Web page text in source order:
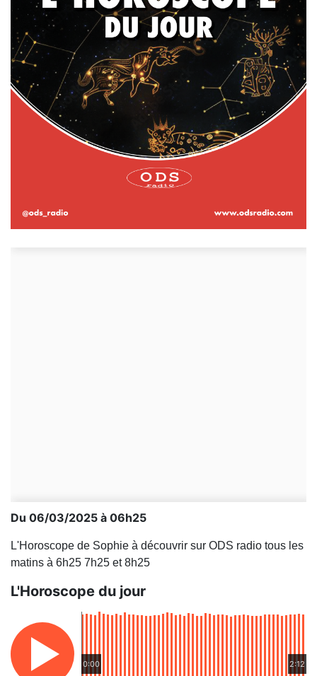
Du 06/03/2025 à 06h25
L'Horoscope de Sophie à découvrir sur ODS radio tous les
matins à 6h25 7h25 et 8h25
L'Horoscope du jour
0:00 2:12